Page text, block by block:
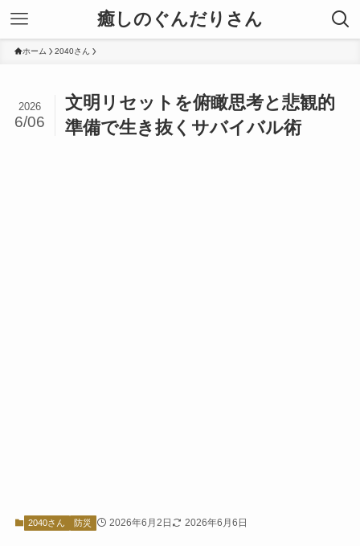
癒しのぐんだりさん
ホーム 2040さん
文明リセットを俯瞰思考と悲観的
準備で生き抜くサバイバル術
2026
6/06
2040さん 防災 2026年6月2日 2026年6月6日